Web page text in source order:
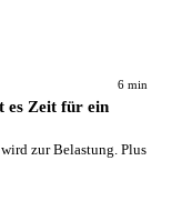
6 min
es Zeit für ein
zur Belastung. Plus